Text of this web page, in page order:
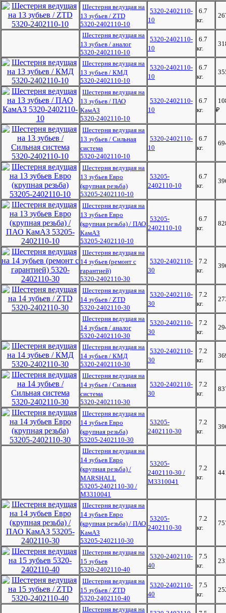
Шестерня ведущая на
13 зубьев / ZTD
5320-2402110-10
5320-2402110-
10
6.7
кг.
Шестерня ведущая на
13 зубьев / аналог
5320-2402110-10
5320-2402110-
10
6.7
кг.
Шестерня ведущая на
13 зубьев / КМД
5320-2402110-10
5320-2402110-
10
6.7
кг.
Шестерня ведущая на
13 зубьев / ПАО
КамАЗ
5320-2402110-10
5320-2402110-
10
6.7
кг.
₽
Шестерня ведущая на
13 зубьев / Сильная
система
5320-2402110-10
5320-2402110-
10
6.7
кг.
Шестерня ведущая на
13 зубьев Евро
(крупная резьба)
53205-2402110-10
53205-
2402110-10
6.7
кг.
Шестерня ведущая на
13 зубьев Евро
(крупная резьба) / ПАО
КамАЗ
53205-2402110-10
53205-
2402110-10
6.7
кг.
Шестерня ведущая на
14 зубьев (ремонт с
гарантией)
5320-2402110-30
5320-2402110-
30
7.2
кг.
Шестерня ведущая на
14 зубьев / ZTD
5320-2402110-30
5320-2402110-
30
7.2
кг.
Шестерня ведущая на
14 зубьев / аналог
5320-2402110-30
5320-2402110-
30
7.2
кг.
Шестерня ведущая на
14 зубьев / КМД
5320-2402110-30
5320-2402110-
30
7.2
кг.
Шестерня ведущая на
14 зубьев / Сильная
система
5320-2402110-30
5320-2402110-
30
7.2
кг.
Шестерня ведущая на
14 зубьев Евро
(крупная резьба)
53205-2402110-30
53205-
2402110-30
7.2
кг.
Шестерня ведущая на
14 зубьев Евро
(крупная резьба) /
MARSHALL
53205-2402110-30 /
M3310041
53205-
2402110-30 /
M3310041
7.2
кг.
Шестерня ведущая на
14 зубьев Евро
(крупная резьба) / ПАО
КамАЗ
53205-2402110-30
53205-
2402110-30
7.2
кг.
Шестерня ведущая на
15 зубьев
5320-2402110-40
5320-2402110-
40
7.5
кг.
Шестерня ведущая на
15 зубьев / ZTD
5320-2402110-40
5320-2402110-
40
7.5
кг.
Шестерня ведущая на